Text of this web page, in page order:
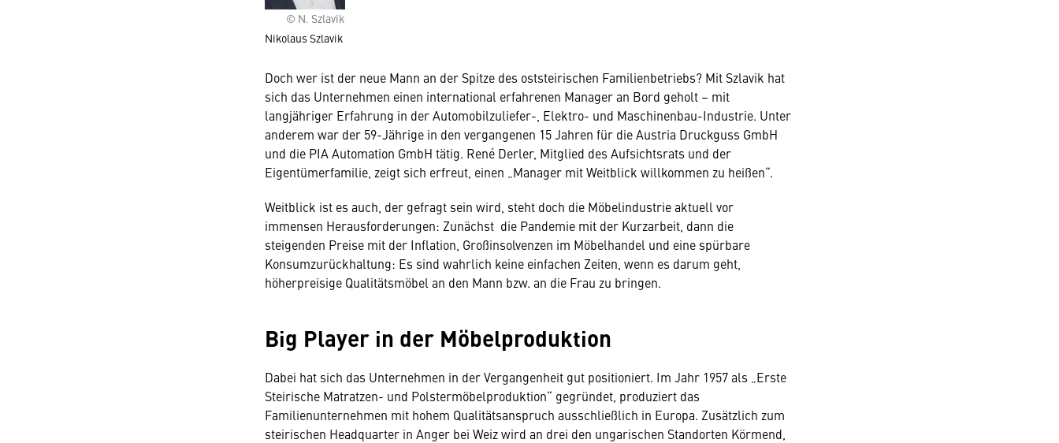
© N. Szlavik
Nikolaus Szlavik
Doch wer ist der neue Mann an der Spitze des oststeirischen Familienbetriebs? Mit Szlavik hat
sich das Unternehmen einen international erfahrenen Manager an Bord geholt – mit
langjähriger Erfahrung in der Automobilzuliefer-, Elektro- und Maschinenbau-Industrie. Unter
anderem war der 59-Jährige in den vergangenen 15 Jahren für die Austria Druckguss GmbH
und die PIA Automation GmbH tätig. René Derler, Mitglied des Aufsichtsrats und der
Eigentümerfamilie, zeigt sich erfreut, einen „Manager mit Weitblick willkommen zu heißen“.
Weitblick ist es auch, der gefragt sein wird, steht doch die Möbelindustrie aktuell vor
immensen Herausforderungen: Zunächst die Pandemie mit der Kurzarbeit, dann die
steigenden Preise mit der Inflation, Großinsolvenzen im Möbelhandel und eine spürbare
Konsumzurückhaltung: Es sind wahrlich keine einfachen Zeiten, wenn es darum geht,
höherpreisige Qualitätsmöbel an den Mann bzw. an die Frau zu bringen.
Big Player in der Möbelproduktion
Dabei hat sich das Unternehmen in der Vergangenheit gut positioniert. Im Jahr 1957 als „Erste
Steirische Matratzen- und Pols­termöbelproduktion“ gegründet, produziert das
Familienunternehmen mit hohem Qualitätsanspruch ausschließlich in Europa. Zusätzlich zum
steirischen Headquarter in Anger bei Weiz wird an drei den ungarischen Standorten Körmend,